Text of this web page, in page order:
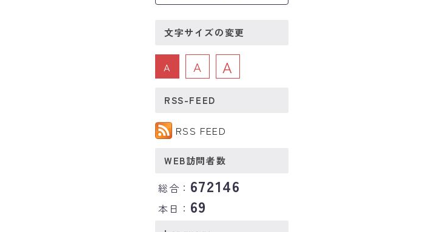
文字サイズの変更
A A A
RSS-FEED
RSS FEED
WEB訪問者数
総合： 672146
本日： 69